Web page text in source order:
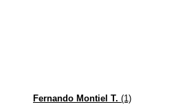
Fernando Montiel T. (1)